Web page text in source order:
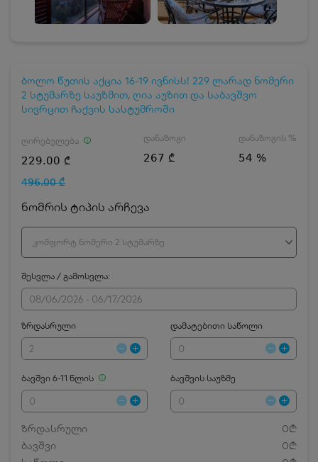
ბოლო წუთის აქცია 16-19 ივნისს! 229 ლარად ნომერი
2 სტუმარზე საუზმით, ღია აუზით და საბავშვო
სივრცით ჩაქვის სასტუმროში
ღირებულება
229.00 ₾
496.00 ₾
დანაზოგი
267 ₾
დანაზოგის %
54 %
ნომრის ტიპის არჩევა
კომფორტ ნომერი 2 სტუმარზე
შესვლა / გამოსვლა:
ზრდასრული დამატებითი საწოლი
ბავშვი 6-11 წლის ბავშვის საუზმე
ზრდასრული
0₾
ბავშვი
0₾